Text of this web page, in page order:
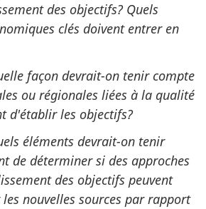
des objectifs? Quels
clés doivent entrer en
façon devrait-on tenir compte
ou régionales liées à la qualité
d'établir les objectifs?
éléments devrait-on tenir
de déterminer si des approches
des objectifs peuvent
nouvelles sources par rapport